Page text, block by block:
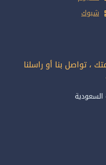
شبوك
، تواصل بنا أو راسلنا
السعودية